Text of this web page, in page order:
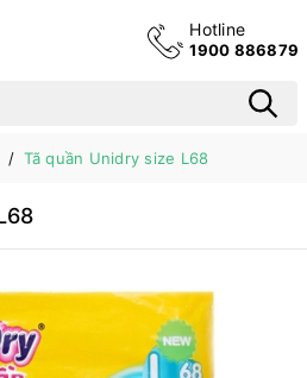
Hotline
1900 886879
Tã quần Unidry size L68